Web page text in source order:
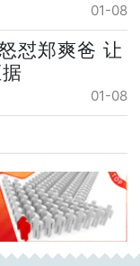
01-08
怼郑爽爸 让
01-08